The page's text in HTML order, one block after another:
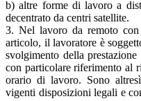
b) altre forme di lavoro a
decentrato da centri satellite.
3. Nel lavoro da remoto
articolo, il lavoratore è
svolgimento della
con particolare riferimento al
orario di lavoro. Sono
vigenti disposizioni legali e